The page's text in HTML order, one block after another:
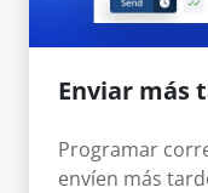
Enviar más
Programar
envíen más